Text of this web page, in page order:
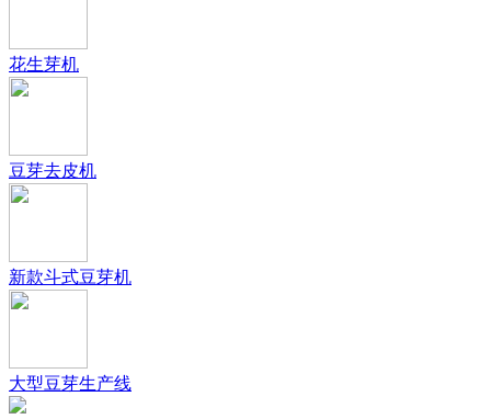
花生芽机
豆芽去皮机
新款斗式豆芽机
大型豆芽生产线